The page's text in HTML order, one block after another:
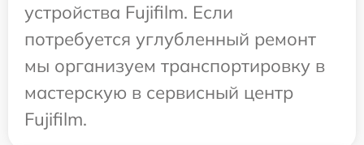
устройства Fujifilm. Если
потребуется углубленный ремонт
мы организуем транспортировку в
мастерскую в сервисный центр
Fujifilm.